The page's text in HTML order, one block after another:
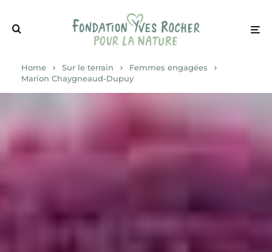
Home Sur le terrain
Femmes engagées
Marion Chaygneaud-Dupuy